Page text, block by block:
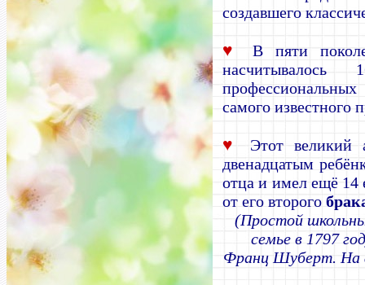
создавшего
♥
В пяти
самого известного
♥
Этот великий
двенадцатым
отца и имел ещё 14
от его второго
(Простой
семье в 1797
Франц Шуберт. На